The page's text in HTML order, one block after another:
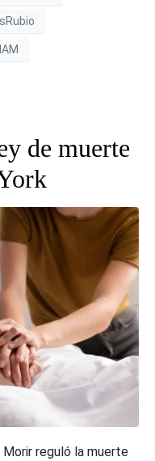
de muerte
reguló la muerte